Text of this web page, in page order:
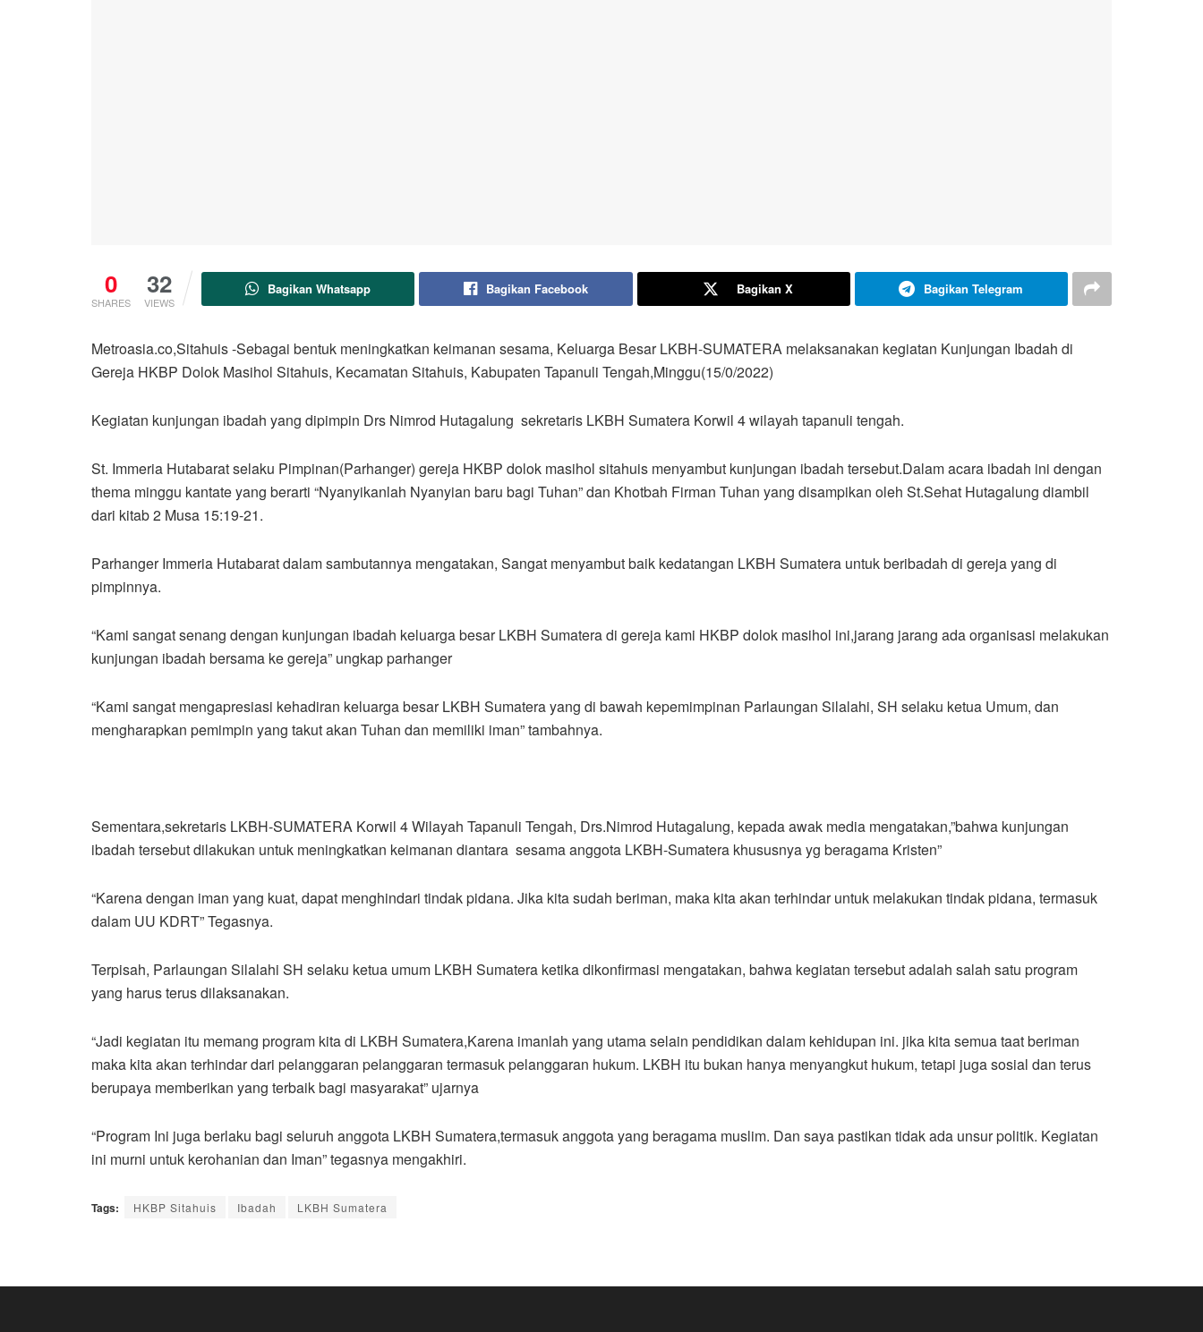
0
SHARES
32
VIEWS
Bagikan Whatsapp Bagikan Facebook Bagikan X Bagikan Telegram
Metroasia.co,Sitahuis -Sebagai bentuk meningkatkan keimanan sesama, Keluarga Besar LKBH-SUMATERA melaksanakan kegiatan Kunjungan Ibadah di
Gereja HKBP Dolok Masihol Sitahuis, Kecamatan Sitahuis, Kabupaten Tapanuli Tengah,Minggu(15/0/2022)
Kegiatan kunjungan ibadah yang dipimpin Drs Nimrod Hutagalung sekretaris LKBH Sumatera Korwil 4 wilayah tapanuli tengah.
St. Immeria Hutabarat selaku Pimpinan(Parhanger) gereja HKBP dolok masihol sitahuis menyambut kunjungan ibadah tersebut.Dalam acara ibadah ini dengan
thema minggu kantate yang berarti “Nyanyikanlah Nyanyian baru bagi Tuhan” dan Khotbah Firman Tuhan yang disampikan oleh St.Sehat Hutagalung diambil
dari kitab 2 Musa 15:19-21.
Parhanger Immeria Hutabarat dalam sambutannya mengatakan, Sangat menyambut baik kedatangan LKBH Sumatera untuk beribadah di gereja yang di
pimpinnya.
“Kami sangat senang dengan kunjungan ibadah keluarga besar LKBH Sumatera di gereja kami HKBP dolok masihol ini,jarang jarang ada organisasi melakukan
kunjungan ibadah bersama ke gereja” ungkap parhanger
“Kami sangat mengapresiasi kehadiran keluarga besar LKBH Sumatera yang di bawah kepemimpinan Parlaungan Silalahi, SH selaku ketua Umum, dan
mengharapkan pemimpin yang takut akan Tuhan dan memiliki iman” tambahnya.
Sementara,sekretaris LKBH-SUMATERA Korwil 4 Wilayah Tapanuli Tengah, Drs.Nimrod Hutagalung, kepada awak media mengatakan,”bahwa kunjungan
ibadah tersebut dilakukan untuk meningkatkan keimanan diantara sesama anggota LKBH-Sumatera khususnya yg beragama Kristen”
“Karena dengan iman yang kuat, dapat menghindari tindak pidana. Jika kita sudah beriman, maka kita akan terhindar untuk melakukan tindak pidana, termasuk
dalam UU KDRT” Tegasnya.
Terpisah, Parlaungan Silalahi SH selaku ketua umum LKBH Sumatera ketika dikonfirmasi mengatakan, bahwa kegiatan tersebut adalah salah satu program
yang harus terus dilaksanakan.
“Jadi kegiatan itu memang program kita di LKBH Sumatera,Karena imanlah yang utama selain pendidikan dalam kehidupan ini. jika kita semua taat beriman
maka kita akan terhindar dari pelanggaran pelanggaran termasuk pelanggaran hukum. LKBH itu bukan hanya menyangkut hukum, tetapi juga sosial dan terus
berupaya memberikan yang terbaik bagi masyarakat” ujarnya
“Program Ini juga berlaku bagi seluruh anggota LKBH Sumatera,termasuk anggota yang beragama muslim. Dan saya pastikan tidak ada unsur politik. Kegiatan
ini murni untuk kerohanian dan Iman” tegasnya mengakhiri.
Tags: HKBP Sitahuis Ibadah LKBH Sumatera